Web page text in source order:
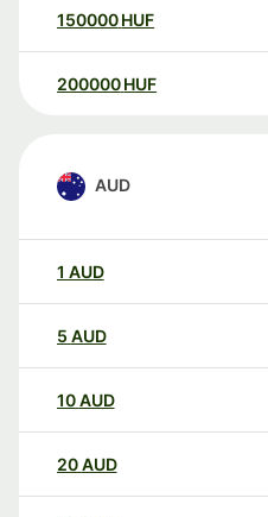
150000 HUF
200000 HUF
AUD
1 AUD
5 AUD
10AUD
20AUD